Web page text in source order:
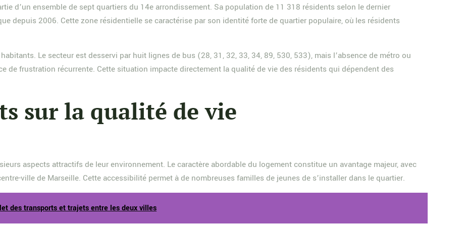
d’un ensemble de sept quartiers du 14e arrondissement. Sa population de 11 318 résidents selon le dernier
depuis 2006. Cette zone résidentielle se caractérise par son identité forte de quartier populaire, où les résidents
Le secteur est desservi par huit lignes de bus (28, 31, 32, 33, 34, 89, 530, 533), mais l’absence de métro ou
de frustration récurrente. Cette situation impacte directement la qualité de vie des résidents qui dépendent des
sur la qualité de vie
aspects attractifs de leur environnement. Le caractère abordable du logement constitue un avantage majeur, avec
ville de Marseille. Cette accessibilité permet à de nombreuses familles de jeunes de s’installer dans le quartier.
des transports et trajets entre les deux villes